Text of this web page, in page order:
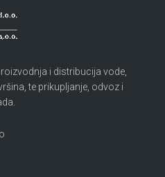
i distribucija vode,
te prikupljanje, odvoz i